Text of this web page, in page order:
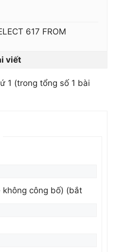
617 FROM
viết
1 (trong tổng số 1 bài
công bố) (bắt